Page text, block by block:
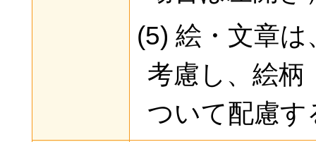
(5) 絵・文章
考慮し、絵柄
ついて配慮す